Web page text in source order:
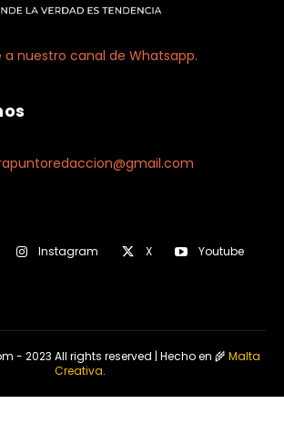
a nuestro canal de Whatsapp.
Instagram X Youtube
- 2023 All rights reserved | Hecho en 🌾Malta
Creativa.